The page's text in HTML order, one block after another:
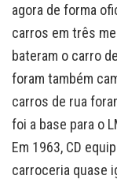
agora de forma
carros em três
bateram o carro
foram também
carros de rua
foi a base para o
Em 1963, CD
carroceria quase